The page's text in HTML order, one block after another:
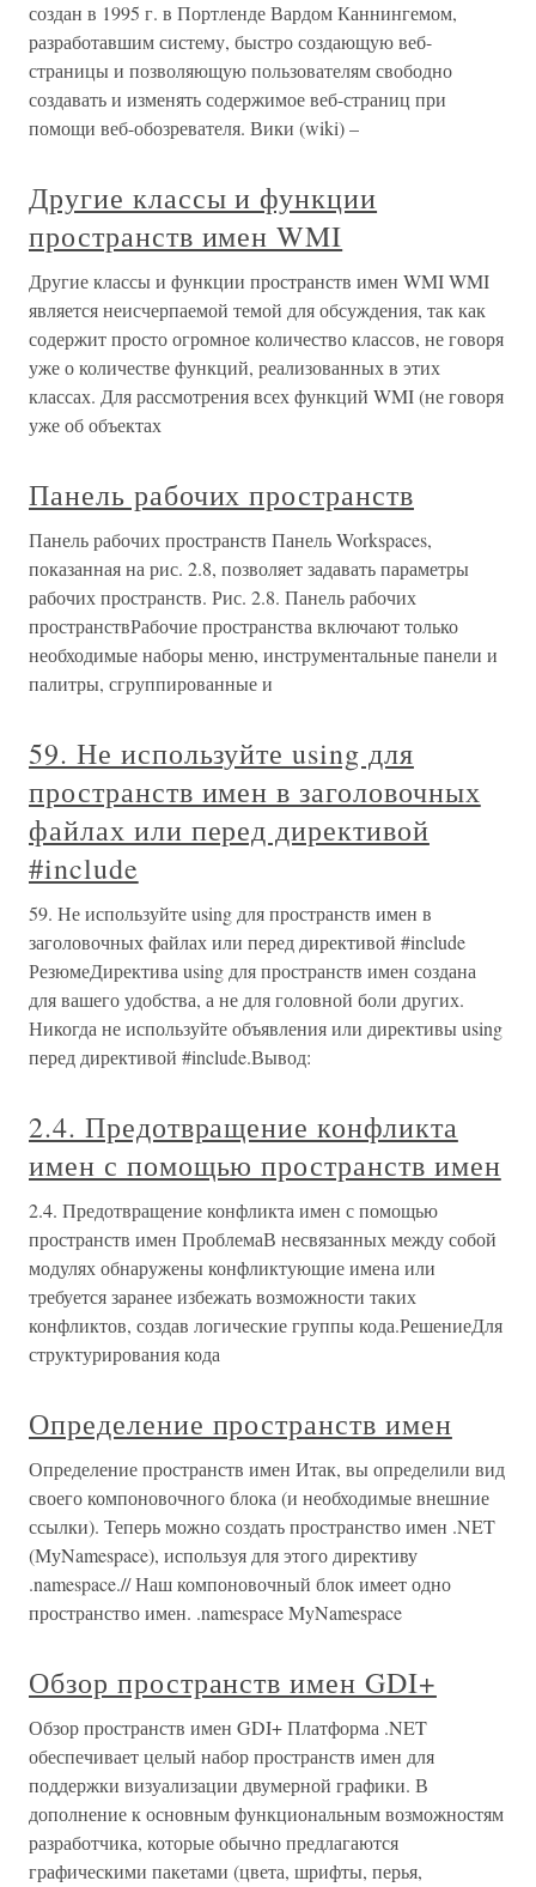
создан в 1995 г. в Портленде Вардом Каннингемом,
разработавшим систему, быстро создающую веб-
страницы и позволяющую пользователям свободно
создавать и изменять содержимое веб-страниц при
помощи веб-обозревателя. Вики (wiki) –
Другие классы и функции
пространств имен WMI
Другие классы и функции пространств имен WMI WMI
является неисчерпаемой темой для обсуждения, так как
содержит просто огромное количество классов, не говоря
уже о количестве функций, реализованных в этих
классах. Для рассмотрения всех функций WMI (не говоря
уже об объектах
Панель рабочих пространств
Панель рабочих пространств Панель Workspaces,
показанная на рис. 2.8, позволяет задавать параметры
рабочих пространств. Рис. 2.8. Панель рабочих
пространствРабочие пространства включают только
необходимые наборы меню, инструментальные панели и
палитры, сгруппированные и
59. Не используйте using для
пространств имен в заголовочных
файлах или перед директивой
#include
59. Не используйте using для пространств имен в
заголовочных файлах или перед директивой #include
РезюмеДиректива using для пространств имен создана
для вашего удобства, а не для головной боли других.
Никогда не используйте объявления или директивы using
перед директивой #include.Вывод:
2.4. Предотвращение конфликта
имен с помощью пространств имен
2.4. Предотвращение конфликта имен с помощью
пространств имен ПроблемаВ несвязанных между собой
модулях обнаружены конфликтующие имена или
требуется заранее избежать возможности таких
конфликтов, создав логические группы кода.РешениеДля
структурирования кода
Определение пространств имен
Определение пространств имен Итак, вы определили вид
своего компоновочного блока (и необходимые внешние
ссылки). Теперь можно создать пространство имен .NET
(МуNamespace), используя для этого директиву
.namespace.// Наш компоновочный блок имеет одно
пространство имен. .namespace MyNamespace
Обзор пространств имен GDI+
Обзор пространств имен GDI+ Платформа .NET
обеспечивает целый набор пространств имен для
поддержки визуализации двумерной графики. В
дополнение к основным функциональным возможностям
разработчика, которые обычно предлагаются
графическими пакетами (цвета, шрифты, перья,